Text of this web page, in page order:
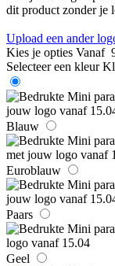
dit product zonder je
Upload een ander
Kies je opties Vanaf
Selecteer een kleur
Blauw
Euroblauw
Paars
Geel